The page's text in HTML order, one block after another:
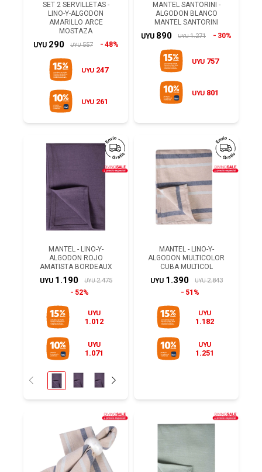
SET 2 SERVILLETAS -
LINO-Y-ALGODON
AMARILLO ARCE
MOSTAZA
UYU 290 UYU 557 48%
UYU 247
UYU 261
MANTEL SANTORINI -
ALGODON BLANCO
MANTEL SANTORINI
UYU 890 UYU 1.271 30%
UYU 757
UYU 801
MANTEL - LINO-Y-
ALGODON ROJO
AMATISTA BORDEAUX
UYU 1.190 UYU 2.475
52%
UYU
1.012
UYU
1.071
MANTEL - LINO-Y-
ALGODON MULTICOLOR
CUBA MULTICOL
UYU 1.390 UYU 2.843
51%
UYU
1.182
UYU
1.251